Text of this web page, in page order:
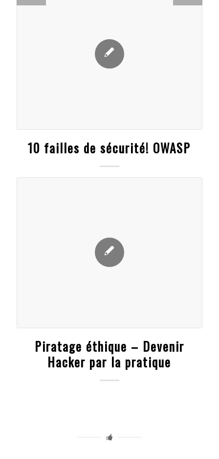
10 failles de sécurité! OWASP
Piratage éthique – Devenir
Hacker par la pratique